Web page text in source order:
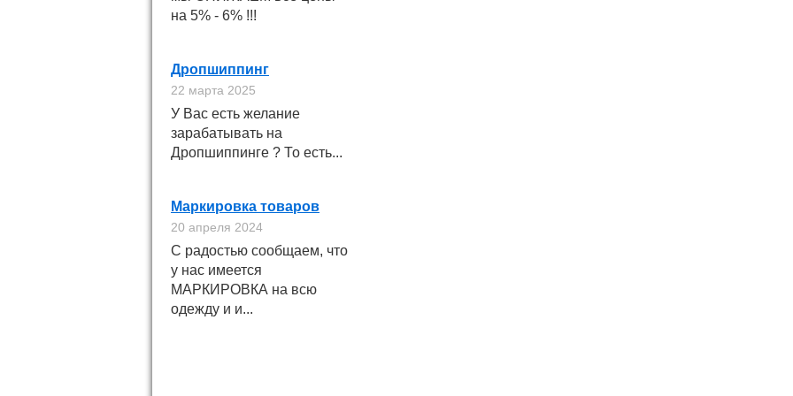
на 5% - 6% !!!
Дропшиппинг
22 марта 2025
У Вас есть желание
зарабатывать на
Дропшиппинге ? То есть...
Маркировка товаров
20 апреля 2024
С радостью сообщаем, что
у нас имеется
МАРКИРОВКА на всю
одежду и и...